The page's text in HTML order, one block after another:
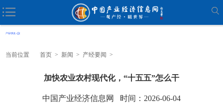
当前位置 首页 > 新闻 > 产经要闻 >
加快农业农村现代化，“十五五”怎么干
中国产业经济信息网 时间：2026-06-04